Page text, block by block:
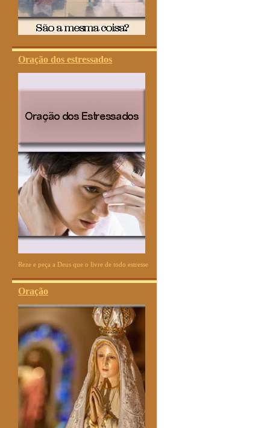
Oração dos estressados
Reze e peça a Deus que o livre de todo estresse
Oração